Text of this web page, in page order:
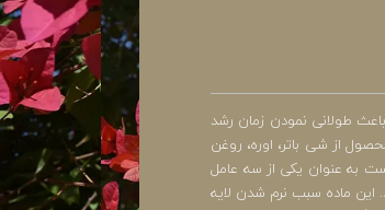
طولانی نمودن زمان رشد
از شی باتر، اوره، روغن
به عنوان یکی از سه عامل
ماده سبب نرم شدن لایه